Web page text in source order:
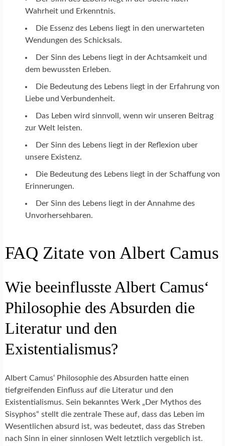
Wahrheit und Erkenntnis.
Die Essenz des Lebens liegt in den unerwarteten
Wendungen des Schicksals.
Der Sinn des Lebens liegt in der Achtsamkeit und
dem bewussten Erleben.
Die Bedeutung des Lebens liegt in der Erfahrung von
Liebe und Verbundenheit.
Das Leben wird sinnvoll, wenn wir unseren Beitrag
zur Welt leisten.
Der Sinn des Lebens liegt in der Reflexion uber
unsere Existenz.
Die Bedeutung des Lebens liegt in der Schaffung von
Erinnerungen.
Der Sinn des Lebens liegt in der Annahme des
Unvorhersehbaren.
FAQ Zitate von Albert Camus
Wie beeinflusste Albert Camus‘
Philosophie des Absurden die
Literatur und den
Existentialismus?
Albert Camus‘ Philosophie des Absurden hatte einen
tiefgreifenden Einfluss auf die Literatur und den
Existentialismus. Sein bekanntes Werk „Der Mythos des
Sisyphos“ stellt die zentrale These auf, dass das Leben im
Wesentlichen absurd ist, was bedeutet, dass das Streben
nach Sinn in einer sinnlosen Welt letztlich vergeblich ist.